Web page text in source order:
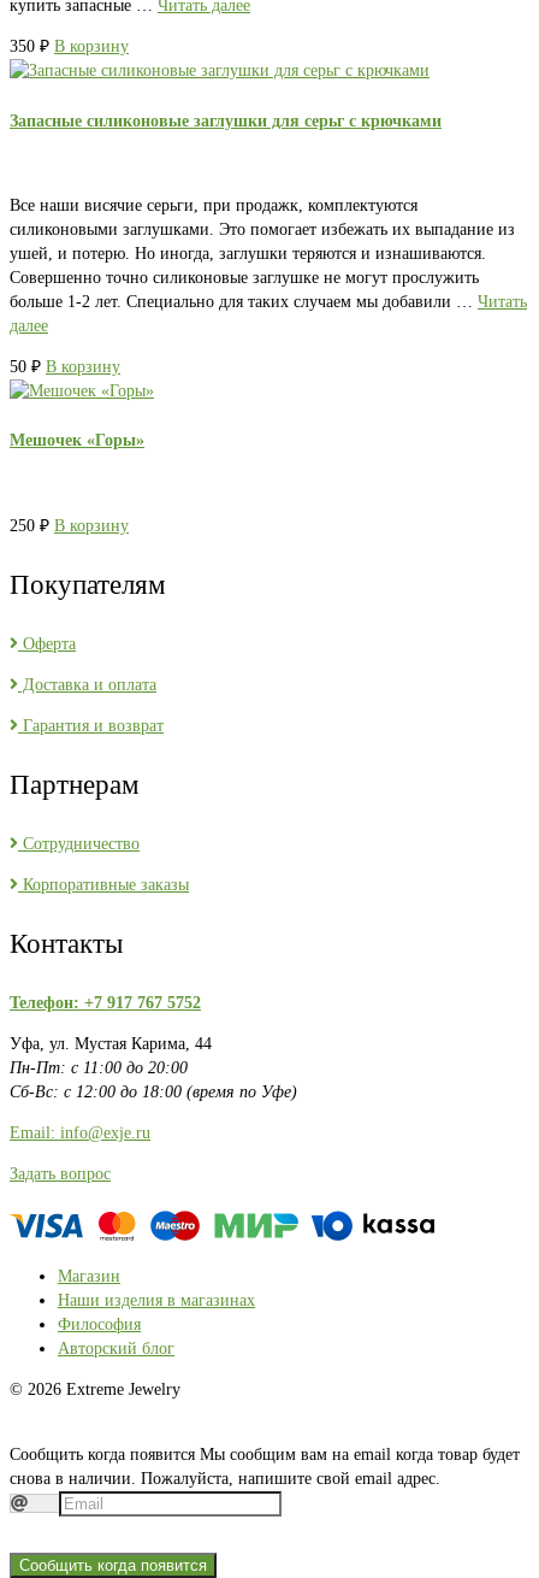
купить запасные … Читать далее
350 ₽ В корзину
Запасные силиконовые заглушки для серьг с крючками
Все наши висячие серьги, при продажк, комплектуются
силиконовыми заглушками. Это помогает избежать их выпадание из
ушей, и потерю. Но иногда, заглушки теряются и изнашиваются.
Совершенно точно силиконовые заглушке не могут прослужить
больше 1-2 лет. Специально для таких случаем мы добавили … Читать
далее
50 ₽ В корзину
Мешочек «Горы»
250 ₽ В корзину
Покупателям
Оферта
Доставка и оплата
Гарантия и возврат
Партнерам
Сотрудничество
Корпоративные заказы
Контакты
Телефон: +7 917 767 5752
Уфа, ул. Мустая Карима, 44
Пн-Пт: с 11:00 до 20:00
Сб-Вс: с 12:00 до 18:00 (время по Уфе)
Email: info@exje.ru
Задать вопрос
Магазин
Наши изделия в магазинах
Философия
Авторский блог
© 2026 Extreme Jewelry
Сообщить когда появится Мы сообщим вам на email когда товар будет
снова в наличии. Пожалуйста, напишите свой email адрес.
Сообщить когда появится